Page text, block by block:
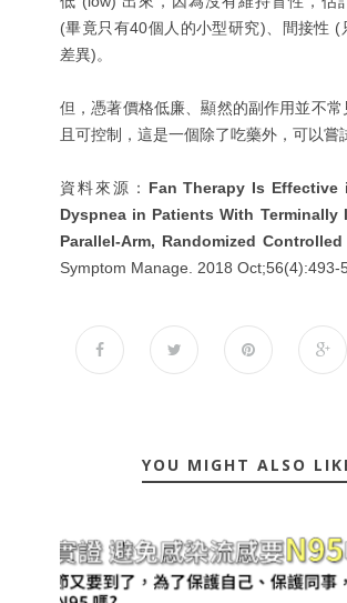
(畢竟只有40個人的小型研究)、間接性 (
差異)。
但，憑著價格低廉、顯然的副作用並不
且可控制，這是一個除了吃藥外，可以嘗
資料來源： Fan Therapy Is Effective
Dyspnea in Patients With Terminally
Parallel-Arm, Randomized
Symptom Manage. 2018 Oct;56(4):493-
YOU MIGHT ALSO